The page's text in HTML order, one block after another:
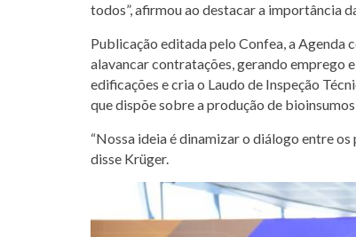
todos”, afirmou ao destacar a importância
Publicação editada pelo Confea, a Agenda
alavancar contratações, gerando emprego
edificações e cria o Laudo de Inspeção
que dispõe sobre a produção de
“Nossa ideia é dinamizar o diálogo entre
disse Krüger.